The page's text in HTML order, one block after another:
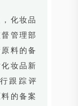
化妆品
管理部
料的备
妆品新
跟踪评
的备案